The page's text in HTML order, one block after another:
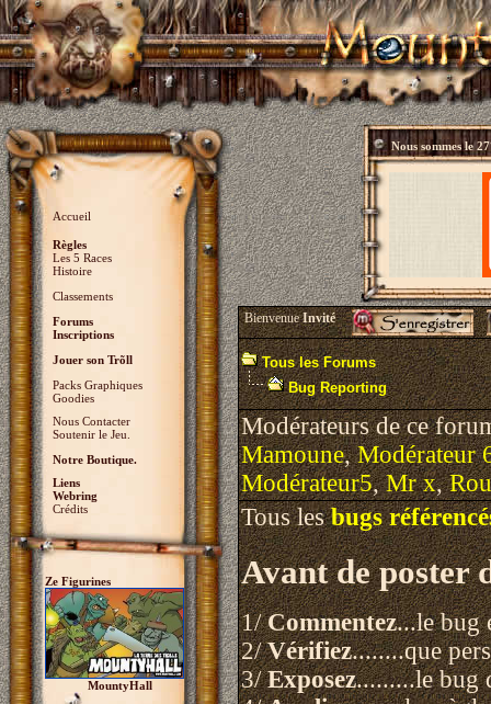
Accueil
Règles
Les 5 Races
Histoire
Classements
Forums
Inscriptions
Jouer son Trõll
Packs Graphiques
Goodies
Nous Contacter
Soutenir le Jeu.
Notre Boutique.
Liens
Webring
Crédits
Ze Figurines
MountyHall
Nous sommes le
BienvenueInvité
Tous les Forums
Bug Reporting
Modérateurs de ce
Mamoune,Modérateur
Modérateur5,Mr x,
Tous lesbugs
Avant de poster
1/Commentez...le bug
2/Vérifiez........que
3/Exposez.........le bug